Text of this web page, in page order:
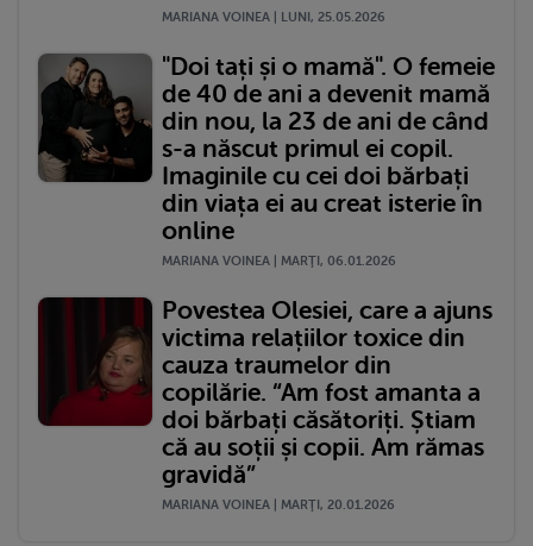
MARIANA VOINEA | LUNI, 25.05.2026
"Doi tați și o mamă". O femeie
de 40 de ani a devenit mamă
din nou, la 23 de ani de când
s-a născut primul ei copil.
Imaginile cu cei doi bărbați
din viața ei au creat isterie în
online
MARIANA VOINEA | MARŢI, 06.01.2026
Povestea Olesiei, care a ajuns
victima relațiilor toxice din
cauza traumelor din
copilărie. “Am fost amanta a
doi bărbați căsătoriți. Știam
că au soții și copii. Am rămas
gravidă”
MARIANA VOINEA | MARŢI, 20.01.2026